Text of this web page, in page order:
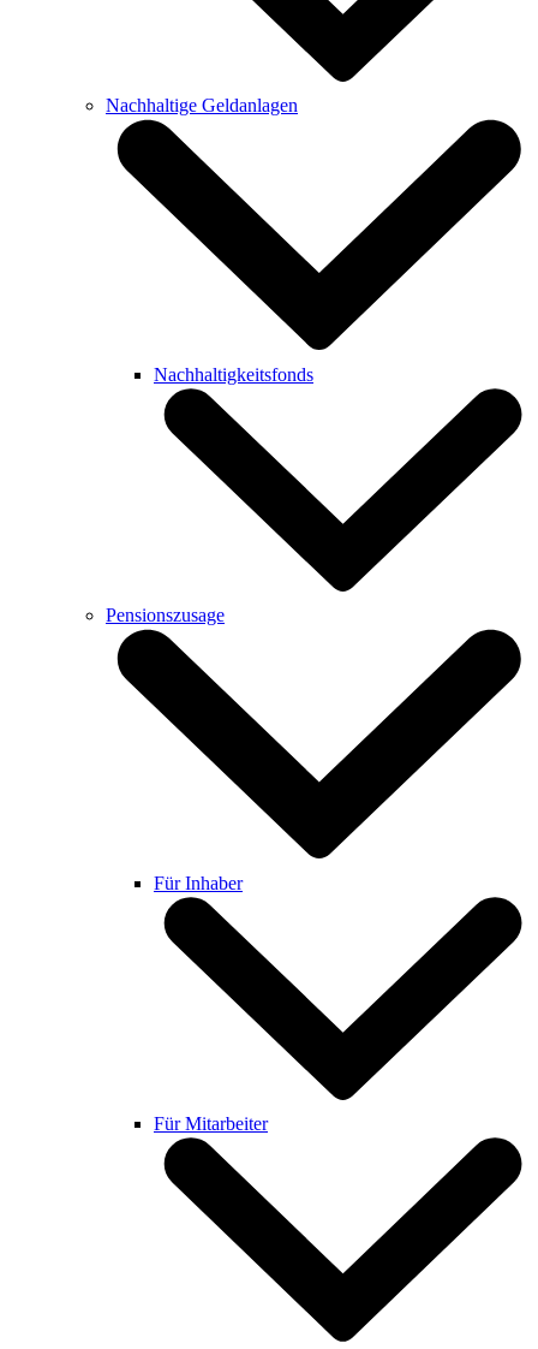
Nachhaltige Geldanlagen
Nachhaltigkeitsfonds
Pensionszusage
Für Inhaber
Für Mitarbeiter